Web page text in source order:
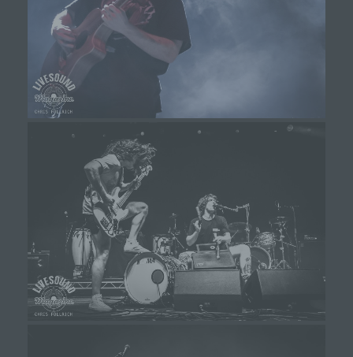
k) Einwilligung
Einwilligung ist jede von der betroffenen Person
freiwillig für den bestimmten Fall in informierter
Weise und unmissverständlich abgegebene
Willensbekundung in Form einer Erklärung oder
einer sonstigen eindeutigen bestätigenden
Handlung, mit der die betroffene Person zu
verstehen gibt, dass sie mit der Verarbeitung der
sie betreffenden personenbezogenen Daten
einverstanden ist.
Name und Anschrift des für die Verarbeitung
Verantwortlichen
Verantwortlicher im Sinne der Datenschutz-
Grundverordnung, sonstiger in den Mitgliedstaaten der
Europäischen Union geltenden Datenschutzgesetze
und anderer Bestimmungen mit